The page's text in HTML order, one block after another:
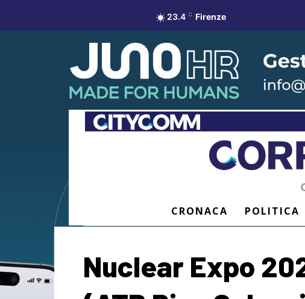
23.4 C Firenze
CRONACA POLITICA
Nuclear Expo